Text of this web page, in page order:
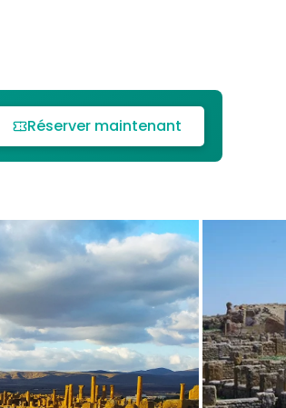
Réserver maintenant